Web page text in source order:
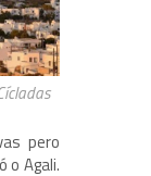
pero
o Agali.